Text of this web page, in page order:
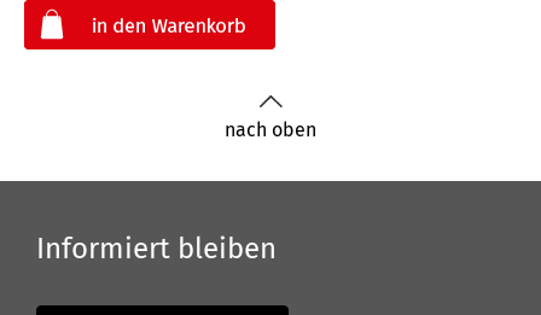
nach oben
Informiert bleiben